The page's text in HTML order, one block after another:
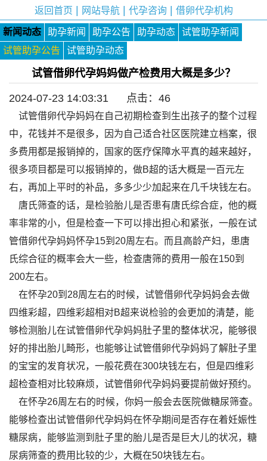
返回首页 网站导航| 代孕咨询 借卵代孕机构
新闻动态 助孕新闻 助孕公告 助孕动态
试管助孕新闻
试管助孕公告
试管助孕动态
试管借卵代孕妈妈做产检费用大概是多少？
2024-07-23 14:03:31 点击： 46
试管借卵代孕妈妈在自己初期检查到生出孩子的整个过程
中，花钱并不是很多，因为自己适合社区医院建立档案，很
多费用都是报销掉的，国家的医疗保障水平真的越来越好，
很多项目都是可以报销掉的，做B超的话大概是一百元左
右，再加上平时的补品，多多少少加起来在几千块钱左右。
唐氏筛查的话，是检验胎儿是否患有唐氏综合症，他的概
率非常的小，但是检查一下可以排出担心和紧张，一般在试
管借卵代孕妈妈怀孕15到20周左右。而且高龄产妇，患唐
氏综合征的概率会大一些，检查唐筛的费用一般在150到
200左右。
在怀孕20到28周左右的时候，试管借卵代孕妈妈会去做
四维彩超，四维彩超相对B超来说检验的会更加的清楚，能
够检测胎儿在试管借卵代孕妈妈肚子里的整体状况，能够很
好的排出胎儿畸形，也能够让试管借卵代孕妈妈了解肚子里
的宝宝的发育状况，一般花费在300块钱左右，但是四维彩
超检查相对比较麻烦，试管借卵代孕妈妈要提前做好预约。
在怀孕26周左右的时候，你妈一般会去医院做糖尿筛查。
能够检查出试管借卵代孕妈妈在怀孕期间是否存在着妊娠性
糖尿病，能够监测到肚子里的胎儿是否是巨大儿的状况，糖
尿病筛查的费用比较的少，大概在50块钱左右。